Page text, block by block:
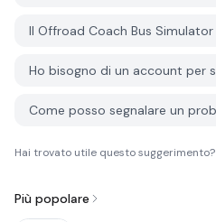
Hai trovato utile questo suggerimento?
Più popolare